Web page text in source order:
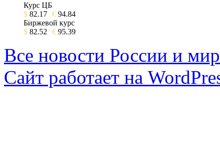
Курс ЦБ
$ 82.17 € 94.84
Биржевой курс
$ 82.52 € 95.39
Все новости России и
Сайт работает на